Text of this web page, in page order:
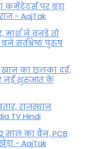
कमेंटेटर्स पर बड़ा
- AajTak
मार्श ने वनडे तो
बने सर्वश्रेष्ठ पुरुष
का छलका दर्द,
नई शुरुआत के
राजस्थान
TV Hindi
साल का बैन, PCB
- AajTak